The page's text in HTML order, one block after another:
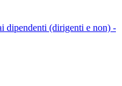
dipendenti (dirigenti e non) -